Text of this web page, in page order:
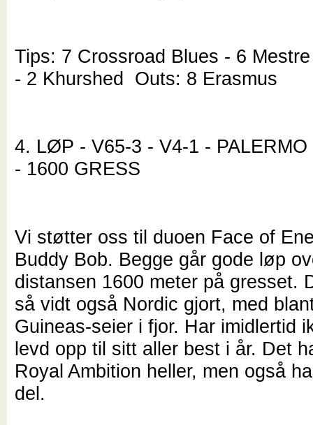
Tips: 7 Crossroad Blues - 6
- 2 Khurshed Outs: 8 Erasmus
4. LØP - V65-3 - V4-1 -
- 1600 GRESS
Vi støtter oss til duoen Face of
Buddy Bob. Begge går gode løp
distansen 1600 meter på gresset.
så vidt også Nordic gjort, med
Guineas-seier i fjor. Har imidlertid
levd opp til sitt aller best i år. Det
Royal Ambition heller, men også
del.